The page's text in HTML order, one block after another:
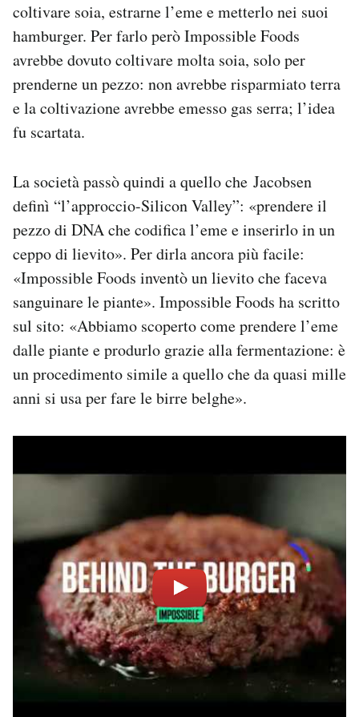
coltivare soia, estrarne l’eme e metterlo nei suoi
hamburger. Per farlo però Impossible Foods
avrebbe dovuto coltivare molta soia, solo per
prenderne un pezzo: non avrebbe risparmiato terra
e la coltivazione avrebbe emesso gas serra; l’idea
fu scartata.
La società passò quindi a quello che Jacobsen
definì “l’approccio-Silicon Valley”: «prendere il
pezzo di DNA che codifica l’eme e inserirlo in un
ceppo di lievito». Per dirla ancora più facile:
«Impossible Foods inventò un lievito che faceva
sanguinare le piante». Impossible Foods ha scritto
sul sito: «Abbiamo scoperto come prendere l’eme
dalle piante e produrlo grazie alla fermentazione: è
un procedimento simile a quello che da quasi mille
anni si usa per fare le birre belghe».